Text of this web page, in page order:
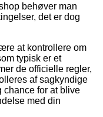
behøver man
det er dog
at kontrollere om
typisk er et
de officielle regler,
af sagkyndige
chance for at blive
med din